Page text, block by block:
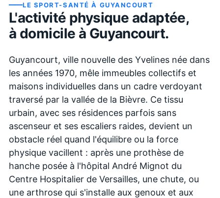
LE SPORT-SANTÉ À GUYANCOURT
L'activité physique adaptée,
à domicile à Guyancourt.
Guyancourt, ville nouvelle des Yvelines née dans
les années 1970, mêle immeubles collectifs et
maisons individuelles dans un cadre verdoyant
traversé par la vallée de la Bièvre. Ce tissu
urbain, avec ses résidences parfois sans
ascenseur et ses escaliers raides, devient un
obstacle réel quand l'équilibre ou la force
physique vacillent : après une prothèse de
hanche posée à l'hôpital André Mignot du
Centre Hospitalier de Versailles, une chute, ou
une arthrose qui s'installe aux genoux et aux